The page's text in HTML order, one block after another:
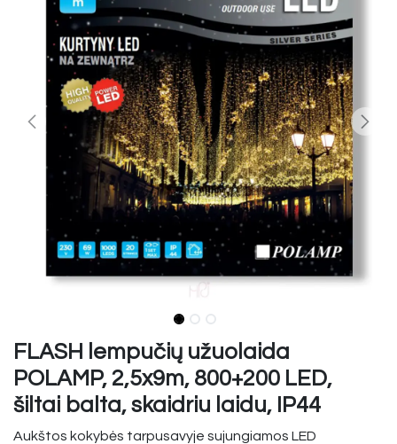
FLASH lempučių užuolaida
POLAMP, 2,5x9m, 800+200 LED,
šiltai balta, skaidriu laidu, IP44
Aukštos kokybės tarpusavyje sujungiamos LED